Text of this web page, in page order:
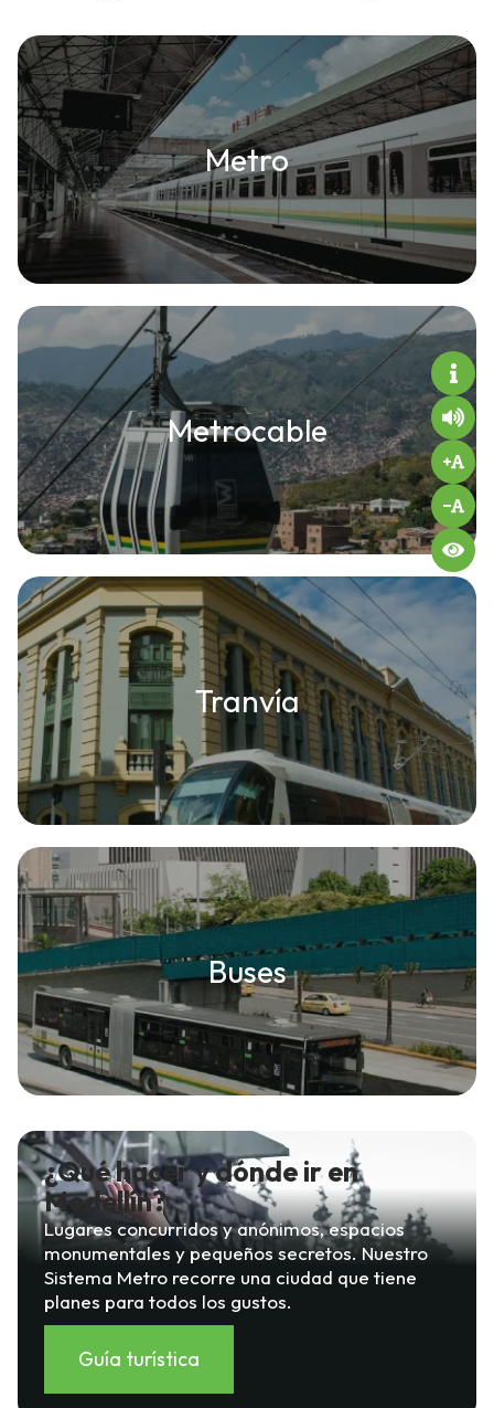
Metro
Metrocable
Tranvía
Buses
¿Qué hacer y dónde ir en
Medellín?
Lugares concurridos y anónimos, espacios
monumentales y pequeños secretos. Nuestro
Sistema Metro recorre una ciudad que tiene
planes para todos los gustos.
Guía turística